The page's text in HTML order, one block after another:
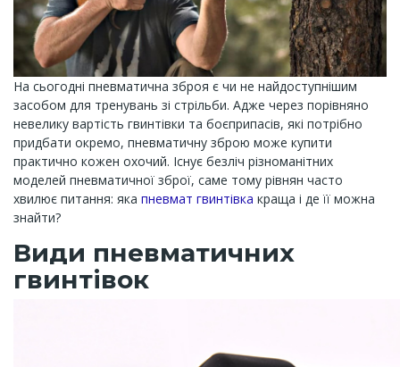
На сьогодні пневматична зброя є чи не найдоступнішим
засобом для тренувань зі стрільби. Адже через порівняно
невелику вартість гвинтівки та боєприпасів, які потрібно
придбати окремо, пневматичну зброю може купити
практично кожен охочий. Існує безліч різноманітних
моделей пневматичної зброї, саме тому рівнян часто
хвилює питання: яка пневмат гвинтівка краща і де її можна
знайти?
Види пневматичних
гвинтівок